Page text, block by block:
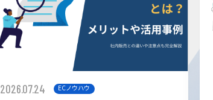
2026.07.24 ECノウハウ